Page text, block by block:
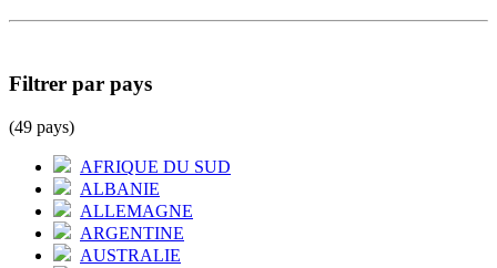
Filtrer par pays
(49 pays)
AFRIQUE DU SUD
ALBANIE
ALLEMAGNE
ARGENTINE
AUSTRALIE